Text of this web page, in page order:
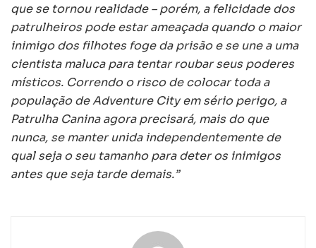
que se tornou realidade – porém, a felicidade dos
patrulheiros pode estar ameaçada quando o maior
inimigo dos filhotes foge da prisão e se une a uma
cientista maluca para tentar roubar seus poderes
místicos. Correndo o risco de colocar toda a
população de Adventure City em sério perigo, a
Patrulha Canina agora precisará, mais do que
nunca, se manter unida independentemente de
qual seja o seu tamanho para deter os inimigos
antes que seja tarde demais.”